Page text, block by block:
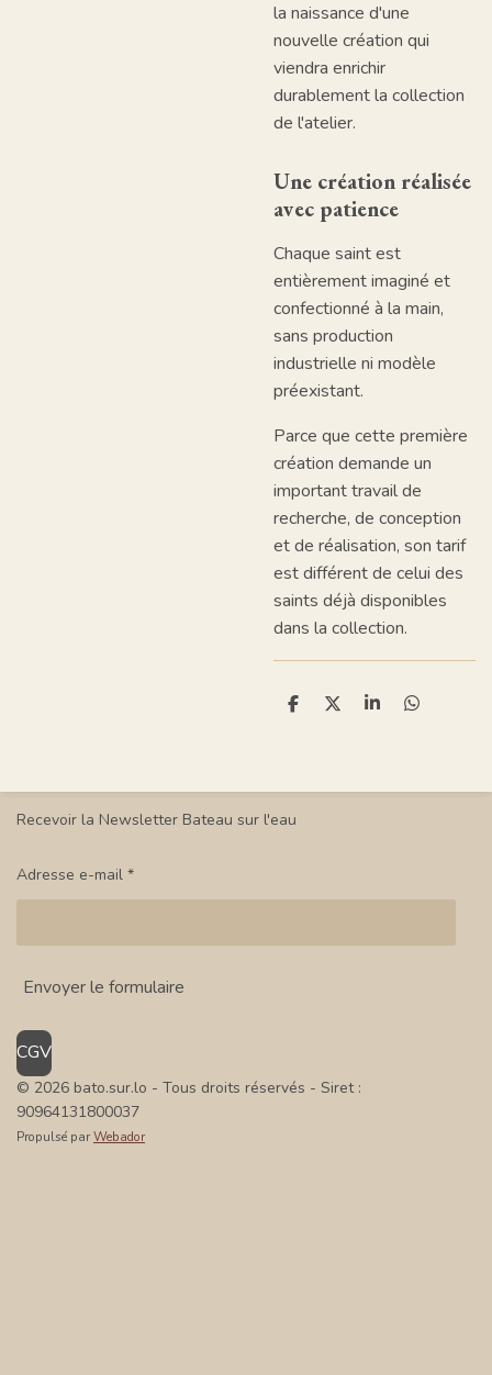
la naissance d'une
nouvelle création qui
viendra enrichir
durablement la collection
de l'atelier.
Une création réalisée
avec patience
Chaque saint est
entièrement imaginé et
confectionné à la main,
sans production
industrielle ni modèle
préexistant.
Parce que cette première
création demande un
important travail de
recherche, de conception
et de réalisation, son tarif
est différent de celui des
saints déjà disponibles
dans la collection.
P
g
e
P
g
P
g
P
g
Recevoir la Newsletter Bateau sur l'eau
Adresse e-mail *
Envoyer le formulaire
CGV
© 2026 bato.sur.lo - Tous droits réservés - Siret :
90964131800037
Propulsé parWebador